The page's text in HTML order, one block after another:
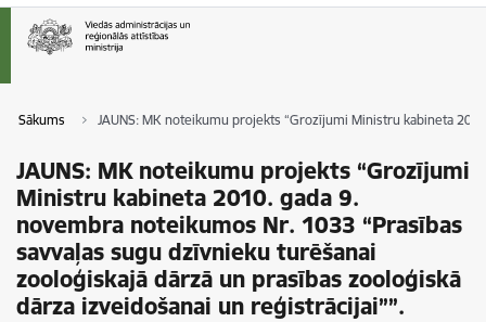
Sākums JAUNS: MK noteikumu projekts “Grozījumi Ministru kabineta
JAUNS: MK noteikumu projekts “Grozījumi
Ministru kabineta 2010. gada 9.
novembra noteikumos Nr. 1033 “Prasības
savvaļas sugu dzīvnieku turēšanai
zooloģiskajā dārzā un prasības zooloģiskā
dārza izveidošanai un reģistrācijai””.